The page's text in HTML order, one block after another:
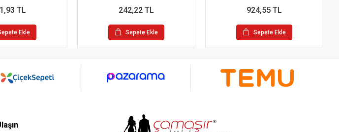
TL
Ekle
242,22 TL
Sepete Ekle
924,55 TL
Sepete Ekle